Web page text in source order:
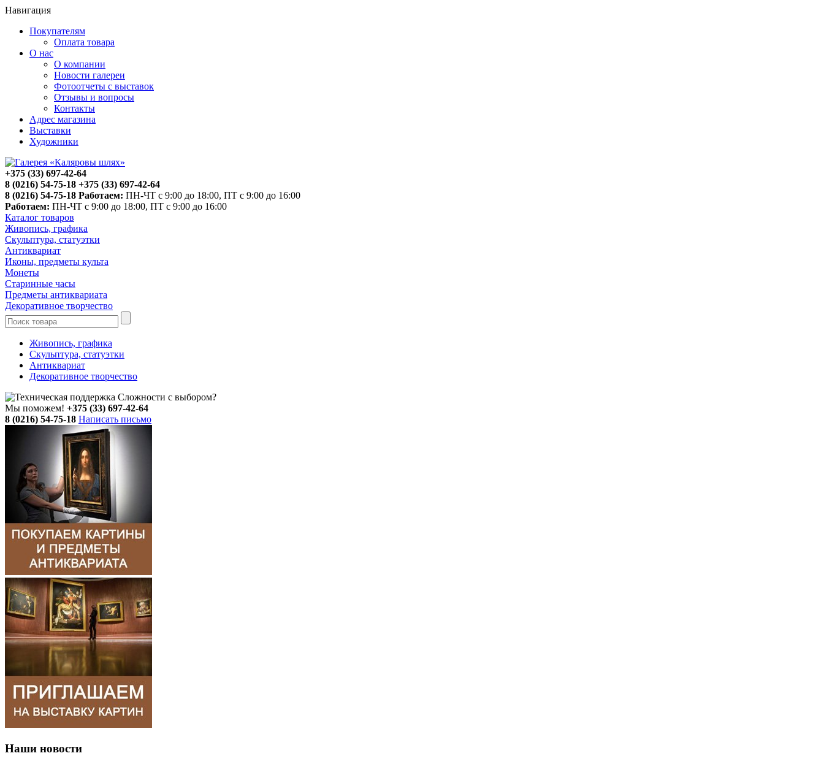
Навигация
Покупателям
Оплата товара
О нас
О компании
Новости галереи
Фотоотчеты с выставок
Отзывы и вопросы
Контакты
Адрес магазина
Выставки
Художники
+375 (33) 697-42-64
8 (0216) 54-75-18 +375 (33) 697-42-64
8 (0216) 54-75-18 Работаем: ПН-ЧТ с 9:00 до 18:00, ПТ с 9:00 до 16:00
Работаем: ПН-ЧТ с 9:00 до 18:00, ПТ с 9:00 до 16:00
Каталог товаров
Живопись, графика
Скульптура, статуэтки
Антиквариат
Иконы, предметы культа
Монеты
Старинные часы
Предметы антиквариата
Декоративное творчество
Живопись, графика
Скульптура, статуэтки
Антиквариат
Декоративное творчество
Сложности с выбором?
Мы поможем! +375 (33) 697-42-64
8 (0216) 54-75-18 Написать письмо
Наши новости